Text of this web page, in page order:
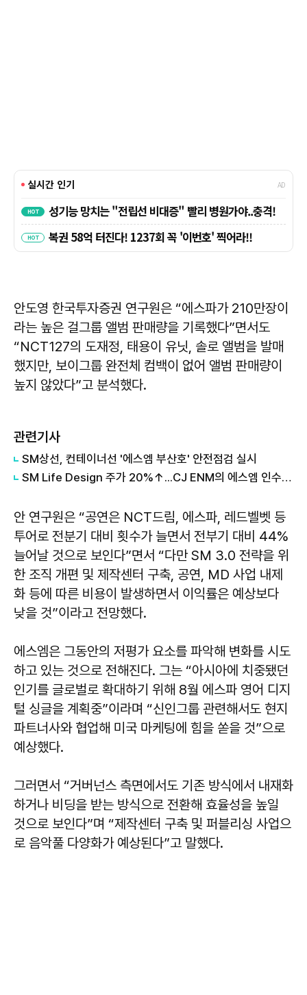
안도영 한국투자증권 연구원은 “에스파가 210만장이
라는 높은 걸그룹 앨범 판매량을 기록했다”면서도
“NCT127의 도재정, 태용이 유닛, 솔로 앨범을 발매
했지만, 보이그룹 완전체 컴백이 없어 앨범 판매량이
높지 않았다”고 분석했다.
관련기사
SM상선, 컨테이너선 '에스엠 부산호' 안전점검 실시
SM Life Design 주가 20%↑...CJ ENM의 에스엠 인수 작업 순항 중?
안 연구원은 “공연은 NCT드림, 에스파, 레드벨벳 등
투어로 전분기 대비 횟수가 늘면서 전부기 대비 44%
늘어날 것으로 보인다”면서 “다만 SM 3.0 전략을 위
한 조직 개편 및 제작센터 구축, 공연, MD 사업 내제
화 등에 따른 비용이 발생하면서 이익률은 예상보다
낮을 것”이라고 전망했다.
에스엠은 그동안의 저평가 요소를 파악해 변화를 시도
하고 있는 것으로 전해진다. 그는 “아시아에 치중됐던
인기를 글로벌로 확대하기 위해 8월 에스파 영어 디지
털 싱글을 계획중”이라며 “신인그룹 관련해서도 현지
파트너사와 협업해 미국 마케팅에 힘을 쏟을 것”으로
예상했다.
그러면서 “거버넌스 측면에서도 기존 방식에서 내재화
하거나 비딩을 받는 방식으로 전환해 효율성을 높일
것으로 보인다”며 “제작센터 구축 및 퍼블리싱 사업으
로 음악풀 다양화가 예상된다”고 말했다.